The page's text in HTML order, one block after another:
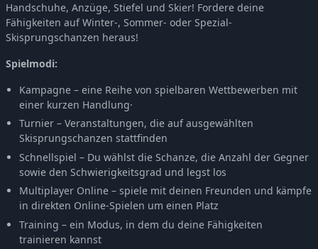
Handschuhe, Anzüge, Stiefel und Skier! Fordere deine
Fähigkeiten auf Winter-, Sommer- oder Spezial-
Skisprungschanzen heraus!
Spielmodi:
Kampagne – eine Reihe von spielbaren Wettbewerben mit
einer kurzen Handlung·
Turnier – Veranstaltungen, die auf ausgewählten
Skisprungschanzen stattfinden
Schnellspiel – Du wählst die Schanze, die Anzahl der Gegner
sowie den Schwierigkeitsgrad und legst los
Multiplayer Online – spiele mit deinen Freunden und kämpfe
in direkten Online-Spielen um einen Platz
Training – ein Modus, in dem du deine Fähigkeiten
trainieren kannst